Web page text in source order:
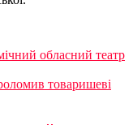
обласний театр
товаришеві